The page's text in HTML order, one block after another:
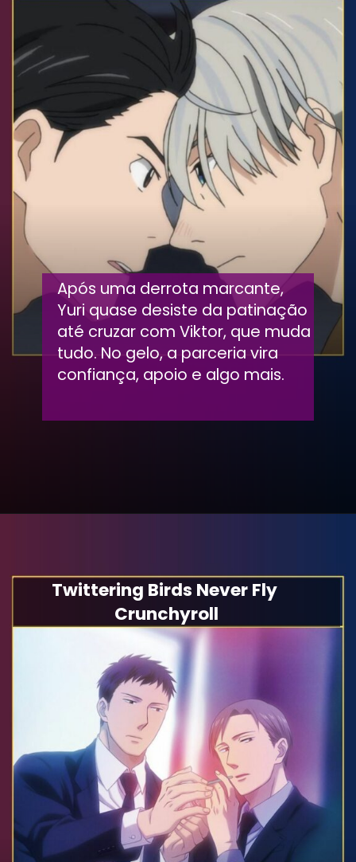
Após uma derrota marcante,
Yuri quase desiste da patinação
até cruzar com Viktor, que muda
tudo. No gelo, a parceria vira
confiança, apoio e algo mais.
Twittering Birds Never Fly
Crunchyroll